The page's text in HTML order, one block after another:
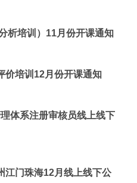
析培训）11月份开课通知
价培训12月份开课通知
体系注册审核员线上线下
江门珠海12月线上线下公